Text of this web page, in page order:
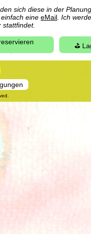
sich diese in der
eine eMail. Ich
stattfindet.
⛳